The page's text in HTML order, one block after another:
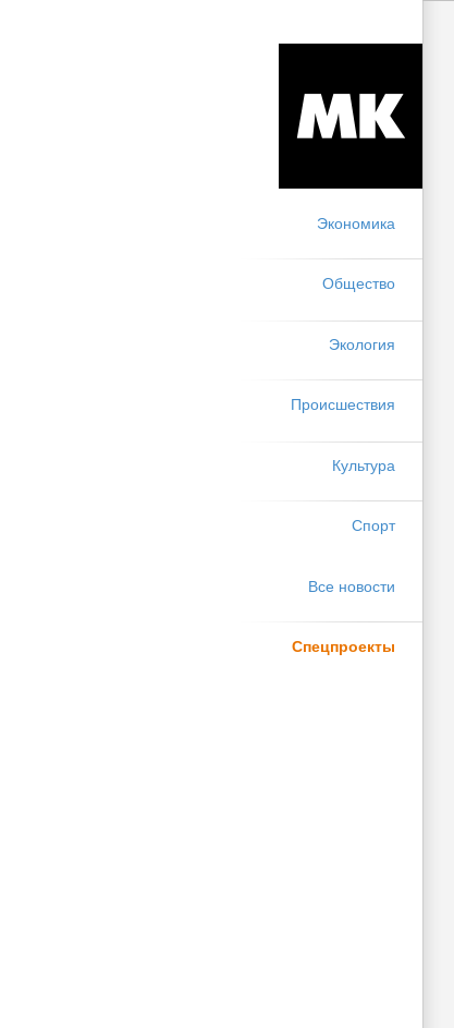
Экономика
Общество
Экология
Происшествия
Культура
Спорт
Все новости
Спецпроекты